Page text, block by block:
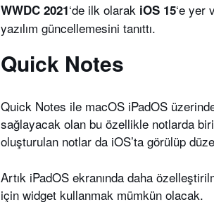
WWDC 2021‘de ilk olarak iOS 15‘e yer
yazılım güncellemesini tanıttı.
Quick Notes
Quick Notes ile macOS iPadOS
sağlayacak olan bu özellikle notlarda
oluşturulan notlar da iOS’ta görülüp
Artık iPadOS ekranında daha
için widget kullanmak mümkün olacak.